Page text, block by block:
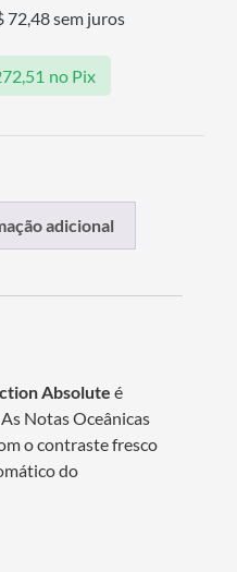
72,48sem juros
no Pix
adicional
Absolute é
Notas Oceânicas
o contraste fresco
do